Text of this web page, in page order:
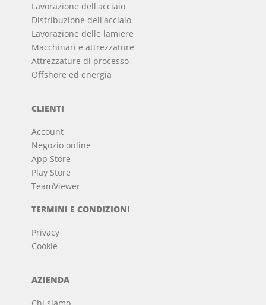
Lavorazione dell'acciaio
Distribuzione dell'acciaio
Lavorazione delle lamiere
Macchinari e attrezzature
Attrezzature di processo
Offshore ed energia
CLIENTI
Account
Negozio online
App Store
Play Store
TeamViewer
TERMINI E CONDIZIONI
Privacy
Cookie
AZIENDA